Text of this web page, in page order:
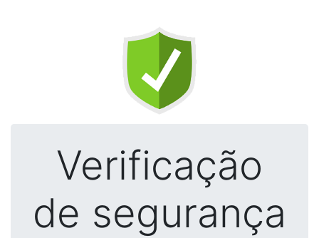
Verificação
de segurança